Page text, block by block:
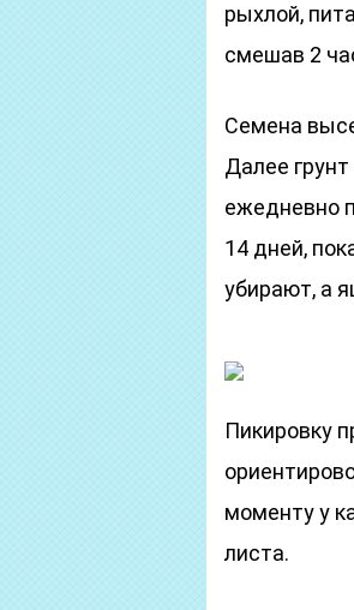
рыхлой,
смешав 2
Семена
Далее
ежедневно
14 дней,
убирают, а
Пикировку
моменту у
листа.